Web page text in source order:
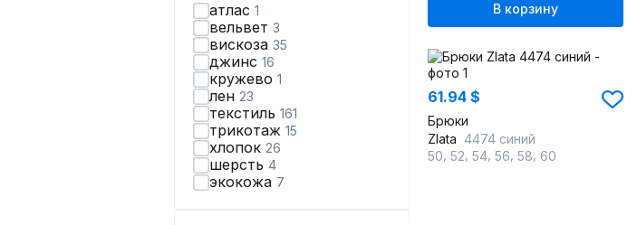
атлас 1
вельвет 3
вискоза 35
джинс 16
кружево 1
лен 23
текстиль 161
трикотаж 15
хлопок 26
шерсть 4
экокожа 7
В корзину
61.94 $
Брюки
Zlata 4474 синий
50 52 54 56 58 60